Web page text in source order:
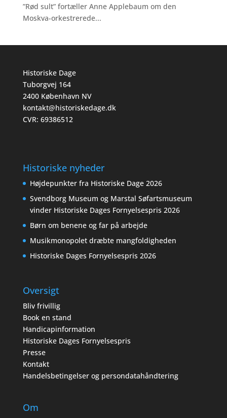
”Rød sult” fortæller Anne Applebaum om den
Moskva-orkestrerede...
Historiske Dage
Tuborgvej 164
2400 København NV
kontakt@historiskedage.dk
CVR: 69386512
Historiske nyheder
Højdepunkter fra Historiske Dage 2026
Svendborg Museum og Marstal Søfartsmuseum
vinder Historiske Dages Fornyelsespris 2026
Børn om benene og far på arbejde
Musikmonopolet dræbte mangfoldigheden
Historiske Dages Fornyelsespris 2026
Oversigt
Bliv frivillig
Book en stand
Handicapinformation
Historiske Dages Fornyelsespris
Presse
Kontakt
Handelsbetingelser og persondatahåndtering
Om